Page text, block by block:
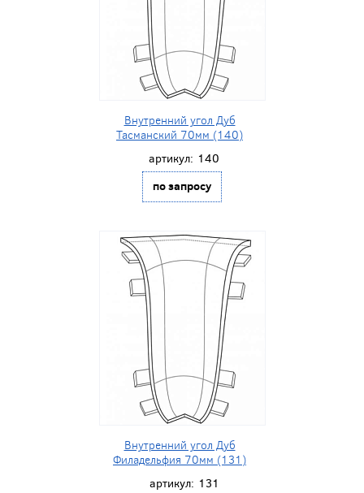
Внутренний угол Дуб
Тасманский 70мм (140)
артикул: 140
по запросу
Внутренний угол Дуб
Филадельфия 70мм (131)
артикул: 131